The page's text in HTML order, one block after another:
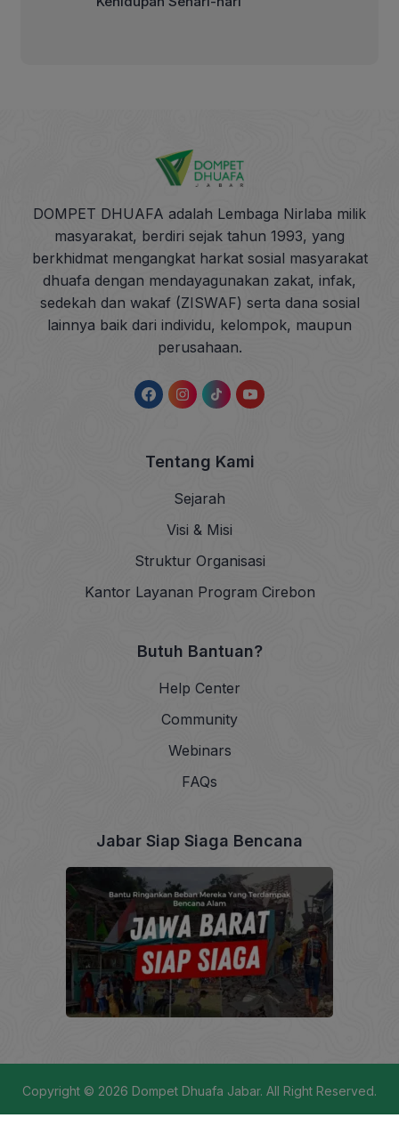
DOMPET DHUAFA adalah Lembaga Nirlaba milik
masyarakat, berdiri sejak tahun 1993, yang
berkhidmat mengangkat harkat sosial masyarakat
dhuafa dengan mendayagunakan zakat, infak,
sedekah dan wakaf (ZISWAF) serta dana sosial
lainnya baik dari individu, kelompok, maupun
perusahaan.
Tentang Kami
Sejarah
Visi & Misi
Struktur Organisasi
Kantor Layanan Program Cirebon
Butuh Bantuan?
Help Center
Community
Webinars
FAQs
Jabar Siap Siaga Bencana
Copyright © 2026 Dompet Dhuafa Jabar. All Right Reserved.